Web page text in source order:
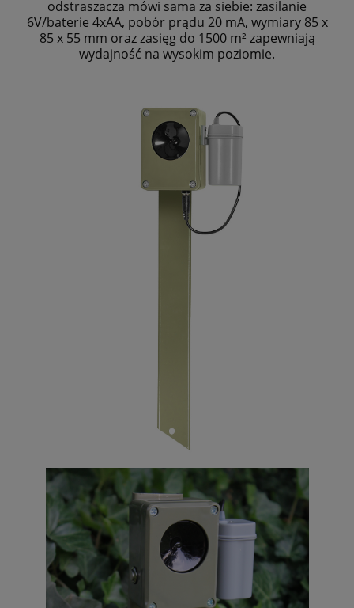
odstraszacza mówi sama za siebie: zasilanie
6V/baterie 4xAA, pobór prądu 20 mA, wymiary 85 x
85 x 55 mm oraz zasięg do 1500 m² zapewniają
wydajność na wysokim poziomie.